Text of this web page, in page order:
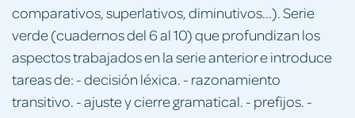
comparativos, superlativos, diminutivos...). Serie
verde (cuadernos del 6 al 10) que profundizan los
aspectos trabajados en la serie anterior e introduce
tareas de: - decisión léxica. - razonamiento
transitivo. - ajuste y cierre gramatical. - prefijos. -